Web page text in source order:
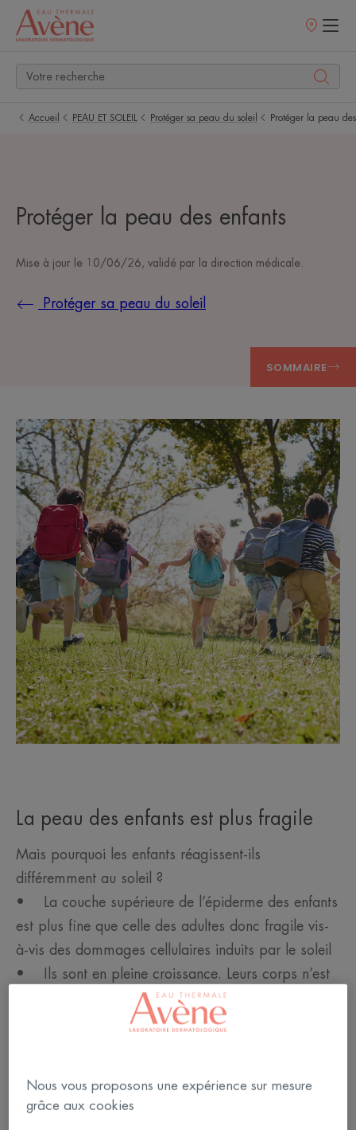
Points
Accueil PEAU ET SOLEIL Protéger sa peau du soleil Protéger la peau
Protéger la peau des enfants
Mise à jour le 10/06/26 , validé par la direction médicale
Protéger sa peau du soleil
SOMMAIRE
La peau des enfants est plus fragile
Mais pourquoi les enfants réagissent-ils
différemment au soleil ?
• La couche supérieure de l’épiderme des enfants
est plus fine que celle des adultes donc fragile vis-
à-vis des dommages cellulaires induits par le soleil
• Ils sont en pleine croissance. Leurs corps n’est
pas encore très résistant face aux agressions du
soleil de même que la peau est immature, son
• Leur peau est très réactive aux produits qu’ils
utilisent. Ils ont besoin d’une protection solaire
Nous vous proposons une expérience sur mesure
grâce aux cookies